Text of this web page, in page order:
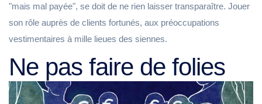
"mais mal payée", se doit de ne rien laisser transparaître. Jouer
son rôle auprès de clients fortunés, aux préoccupations
vestimentaires à mille lieues des siennes.
Ne pas faire de folies